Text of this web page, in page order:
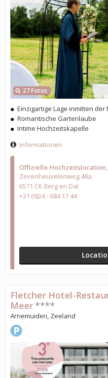
Offizielle Hochzeitslocation
Zevenheuvelenweg 48a
6571 CK Berg en Dal
+31 (0)24 - 684 17 44
27 Fotos
Einzigartige Lage inmitten der
Romantische Gartenlaube
Intime Hochzeitskapelle
Informationen
Fletcher Hotel-
Meer ****
Arnemuiden, Zeeland